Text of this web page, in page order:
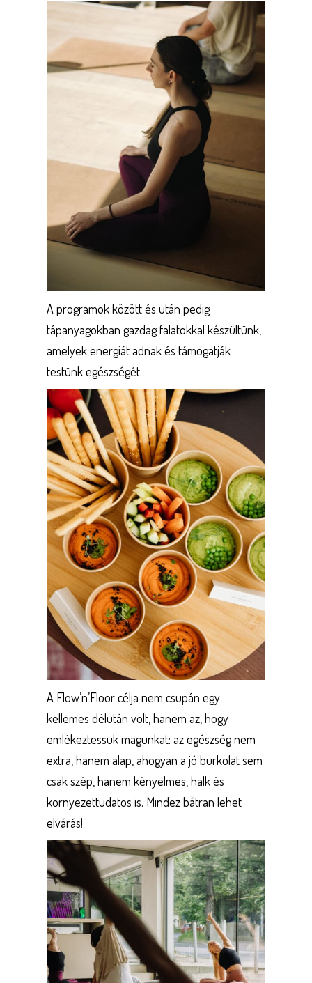
A programok között és után pedig
tápanyagokban gazdag falatokkal készültünk,
amelyek energiát adnak és támogatják
testünk egészségét.
A Flow’n’Floor célja nem csupán egy
kellemes délután volt, hanem az, hogy
emlékeztessük magunkat: az egészség nem
extra, hanem alap, ahogyan a jó burkolat sem
csak szép, hanem kényelmes, halk és
környezettudatos is. Mindez bátran lehet
elvárás!